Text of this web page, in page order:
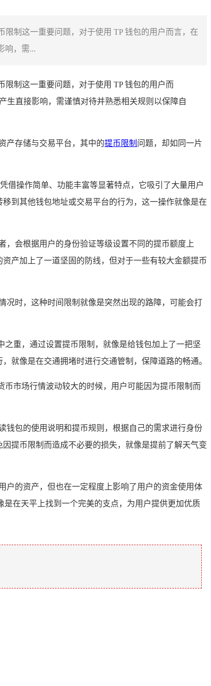
限制这一重要问题，对于使用 TP 钱包的用户而言，在
响，需...
限制这一重要问题，对于使用 TP 钱包的用户而
生直接影响，需谨慎对待并熟悉相关规则以保障自
产存储与交易平台，其中的提币限制 问题，却如同一片
借操作简单、功能丰富等显著特点，它吸引了大量用户
到其他钱包地址或交易平台的行为，这一操作就像是在
，会根据用户的身份验证等级设置不同的提币额度上
产加上了一道坚固的防线，但对于一些有较大金额提币
况时，这种时间限制就像是突然出现的路障，可能会打
重，通过设置提币限制，就像是给钱包加上了一把坚
就像是在交通拥堵时进行交通管制，保障道路的畅通。
市场行情波动较大的时候，用户可能因为提币限制而
钱包的使用说明和提币规则，根据自己的需求进行身份
提币限制而造成不必要的损失，就像是提前了解天气变
户的资产，但也在一定程度上影响了用户的资金使用体
在天平上找到一个完美的支点，为用户提供更加优质